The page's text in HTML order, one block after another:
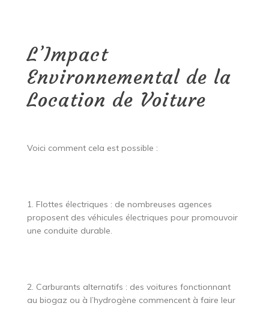
L’Impact
Environnemental de la
Location de Voiture
Voici comment cela est possible :
1. Flottes électriques : de nombreuses agences
proposent des véhicules électriques pour promouvoir
une conduite durable.
2. Carburants alternatifs : des voitures fonctionnant
au biogaz ou à l’hydrogène commencent à faire leur